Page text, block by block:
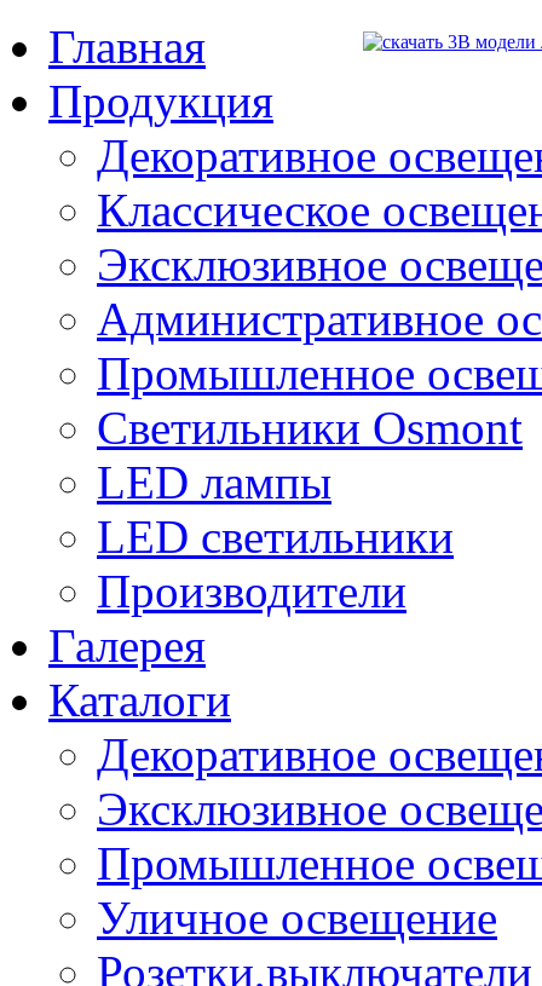
Главная
Продукция
Декоративное
Классическое
Эксклюзивное
Административное
Промышленное
Светильники Osmont
LED лампы
LED светильники
Производители
Галерея
Каталоги
Декоративное
Эксклюзивное
Промышленное
Уличное освещение
Розетки,выключатели